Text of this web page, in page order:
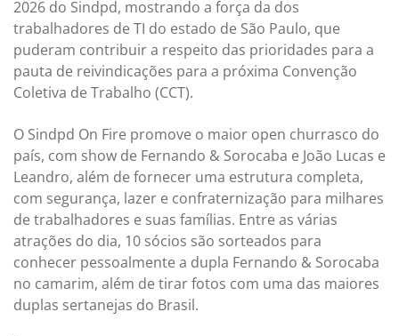
2026 do Sindpd, mostrando a força da dos
trabalhadores de TI do estado de São Paulo, que
puderam contribuir a respeito das prioridades para a
pauta de reivindicações para a próxima Convenção
Coletiva de Trabalho (CCT).
O Sindpd On Fire promove o maior open churrasco do
país, com show de Fernando & Sorocaba e João Lucas e
Leandro, além de fornecer uma estrutura completa,
com segurança, lazer e confraternização para milhares
de trabalhadores e suas famílias. Entre as várias
atrações do dia, 10 sócios são sorteados para
conhecer pessoalmente a dupla Fernando & Sorocaba
no camarim, além de tirar fotos com uma das maiores
duplas sertanejas do Brasil.